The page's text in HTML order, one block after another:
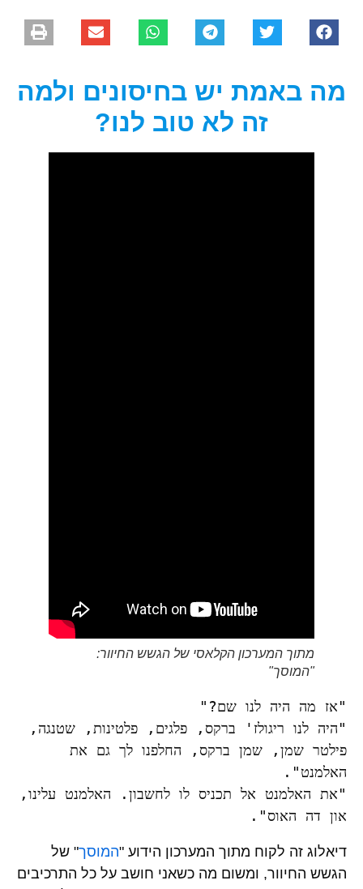
מה באמת יש בחיסונים ולמה
זה לא טוב לנו?
מתוך המערכון הקלאסי של הגשש החיוור:
"המוסך"
"אז מה היה לנו שם?"
האלמנט".
און דה האוס".
דיאלוג זה לקוח מתוך המערכון הידוע "המוסך" של
הגשש החיוור, ומשום מה כשאני חושב על כל התרכיבים